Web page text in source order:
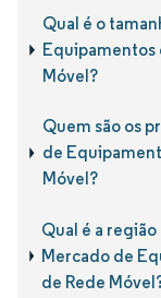
Qual é o
Equipamentos
Móvel?
Quem são os
de
Móvel?
Qual é a
Mercado de
de Rede